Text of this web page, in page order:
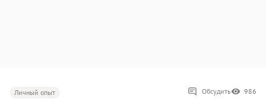
Личный опыт Обсудить 986